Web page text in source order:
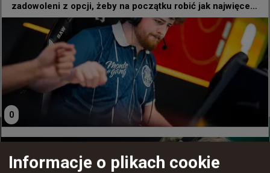
d3oo 34 minuty temu
nafany o dołączeniu do 1win: Jasne, że jest o wiele
łatwiej, kiedy masz za sobą wielką markę
zadowoleni z opcji, żeby na początku robić jak najwięcej
rzeczy po mojemu
0
Informacje o plikach cookie